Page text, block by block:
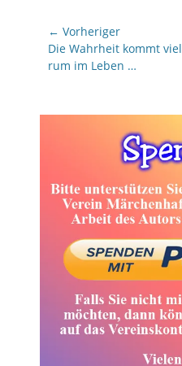
Beitragsnavigation
← Vorheriger
Vorheriger
Beitrag:
Die Wahrheit kommt viel
rum im Leben …